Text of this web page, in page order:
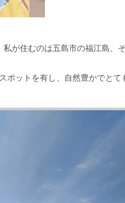
が住むのは五島市の福江島、
ポットを有し、自然豊かでとて